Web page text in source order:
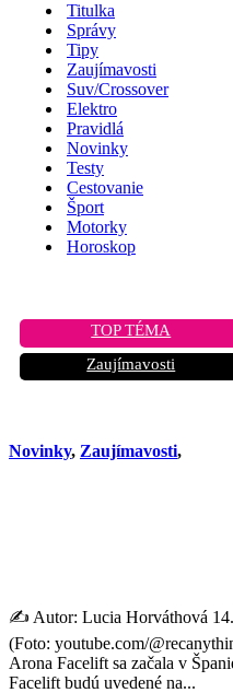
Titulka
Správy
Tipy
Zaujímavosti
Suv/Crossover
Elektro
Pravidlá
Novinky
Testy
Cestovanie
Šport
Motorky
Horoskop
TOP TÉMA
Zaujímavosti
Novinky, Zaujímavosti,
✍️ Autor: Lucia Horváthová
(Foto: youtube.com/
Arona Facelift sa začala v
Facelift budú uvedené na...